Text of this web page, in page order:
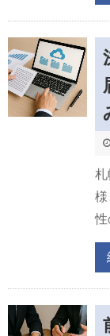
札
様
性